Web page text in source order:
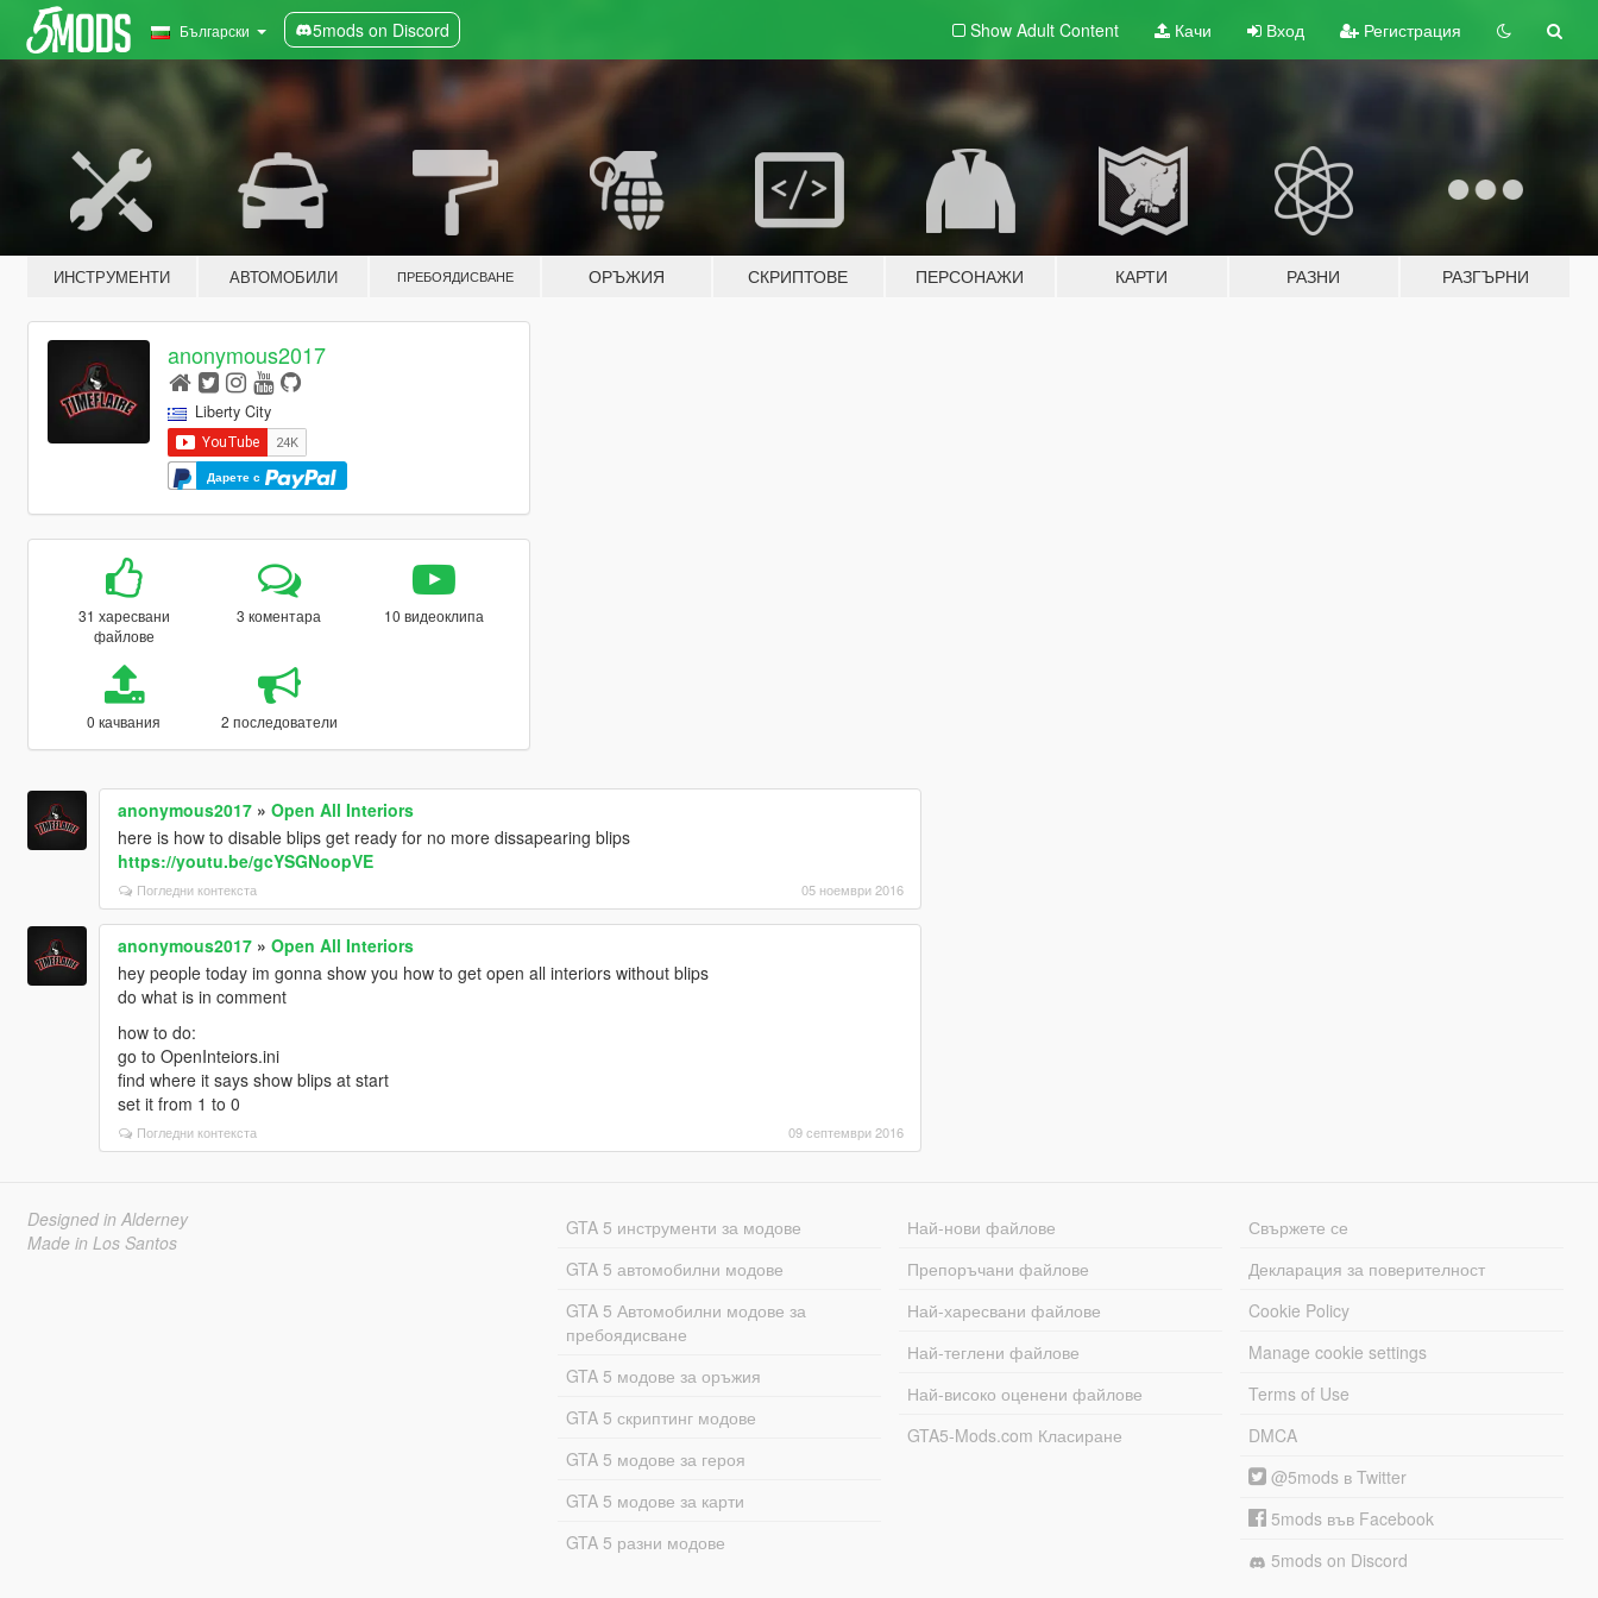
Български 5mods on Discord Show Adult Content Качи Вход Регистрация
ИНСТРУМЕНТИ АВТОМОБИЛИ ПРЕБОЯДИСВАНЕ ОРЪЖИЯ СКРИПТОВЕ ПЕРСОНАЖИ КАРТИ РАЗНИ РАЗГЪРНИ
anonymous2017
Liberty City
Дарете с
31 харесвани
файлове
3 коментара 10 видеоклипа
0 качвания 2 последователи
anonymous2017» Open All Interiors
here is how to disable blips get ready for no more dissapearing blips
https://youtu.be/gcYSGNoopVE
Погледни контекста 05 ноември 2016
anonymous2017» Open All Interiors
hey people today im gonna show you how to get open all interiors without blips
do what is in comment
how to do:
go to OpenInteiors.ini
find where it says show blips at start
set it from 1 to 0
Погледни контекста 09 септември 2016
Designed in Alderney
Made in Los Santos
GTA 5 инструменти за модове
GTA 5 автомобилни модове
GTA 5 Автомобилни модове за
пребоядисване
GTA 5 модове за оръжия
GTA 5 скриптинг модове
GTA 5 модове за героя
GTA 5 модове за карти
GTA 5 разни модове
Най-нови файлове
Препоръчани файлове
Най-харесвани файлове
Най-теглени файлове
Най-високо оценени файлове
GTA5-Mods.com Класиране
Свържете се
Декларация за поверителност
Cookie Policy
Manage cookie settings
Terms of Use
DMCA
@5mods в Twitter
5mods във Facebook
5mods on Discord